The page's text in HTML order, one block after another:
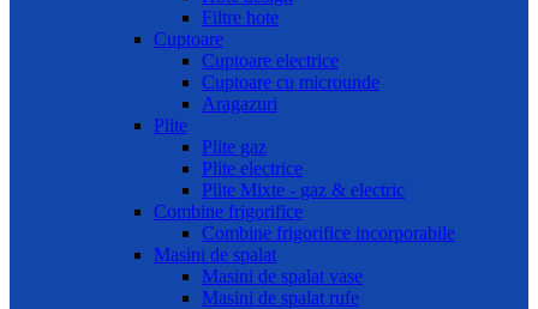
Filtre hote
Cuptoare
Cuptoare electrice
Cuptoare cu microunde
Aragazuri
Plite
Plite gaz
Plite electrice
Plite Mixte - gaz & electric
Combine frigorifice
Combine frigorifice incorporabile
Masini de spalat
Masini de spalat vase
Masini de spalat rufe